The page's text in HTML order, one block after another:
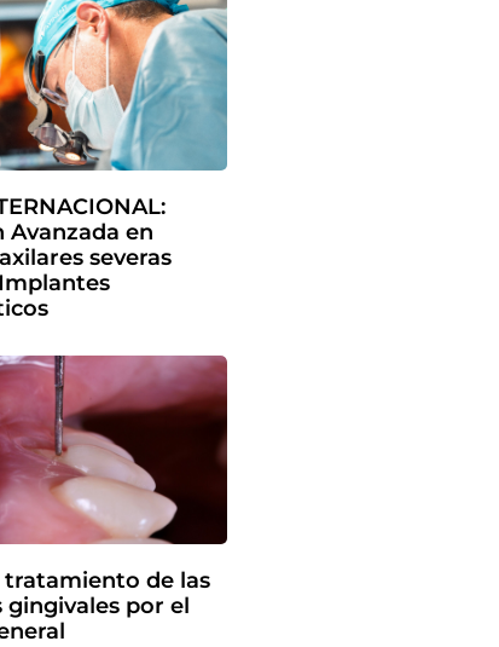
Avanzada en
severas
tratamiento de las
gingivales por el